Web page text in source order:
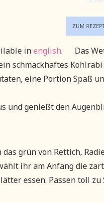
ZUM
inenglish.
Das
schmackhaftes
eine Portion Spaß
und genießt den
grün von Rettich,
ihr am Anfang die
essen. Passen toll